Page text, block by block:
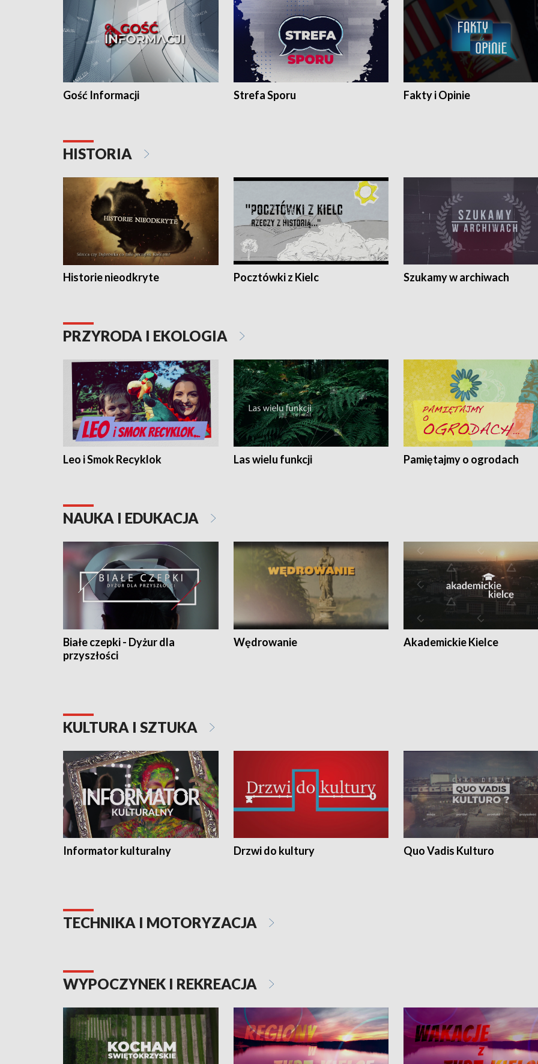
Gość Informacji Strefa Sporu Fakty i Opinie
HISTORIA
Historie nieodkryte Pocztówki z Kielc Szukamy w archiwach
PRZYRODA I EKOLOGIA
Leo i Smok Recyklok Las wielu funkcji Pamiętajmy o ogrodach
NAUKA I EDUKACJA
Białe czepki - Dyżur dla
przyszłości
Wędrowanie Akademickie Kielce
KULTURA I SZTUKA
Informator kulturalny Drzwi do kultury Quo Vadis Kulturo
TECHNIKA I MOTORYZACJA
WYPOCZYNEK I REKREACJA